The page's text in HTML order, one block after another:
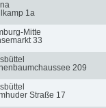
1a
Mitte
33
209
Straße 17